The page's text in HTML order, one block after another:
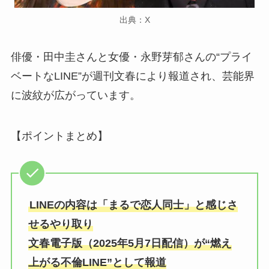
出典：X
俳優・田中圭さんと女優・永野芽郁さんの“プライ
ベートなLINE”が週刊文春により報道され、芸能界
に波紋が広がっています。
【ポイントまとめ】
LINEの内容は「まるで恋人同士」と感じさ
せるやり取り
文春電子版（2025年5月7日配信）が“燃え
上がる不倫LINE”として報道